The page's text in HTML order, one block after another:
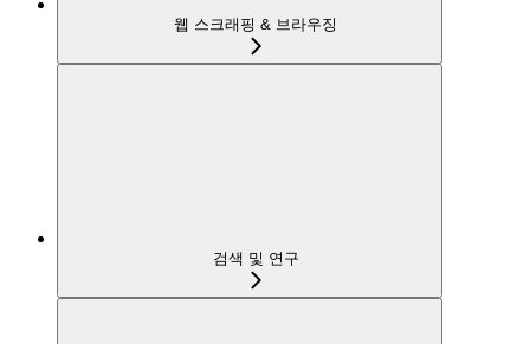
웹 스크래핑 & 브라우징
검색 및 연구